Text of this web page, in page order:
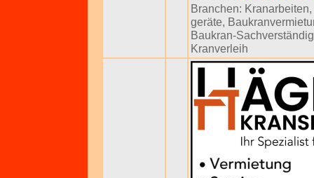
Branchen: Kranarbeiten,
geräte,
Baukran-
Kranverleih